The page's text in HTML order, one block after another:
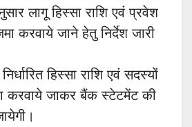
लागू हिस्सा राशि एवं प्रवेश
करवाये जाने हेतु निर्देश जारी
हिस्सा राशि एवं सदस्यों
जाकर बैंक स्टेटमेंट की